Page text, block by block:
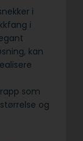
i
i
kan
som
og